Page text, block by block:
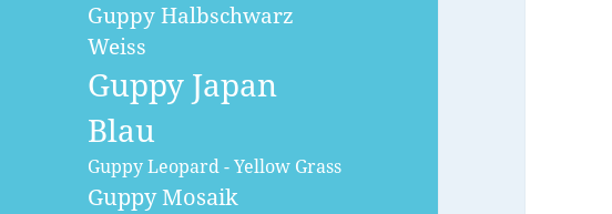
Guppy Halbschwarz
Weiss
Guppy Japan
Blau
Guppy Leopard - Yellow Grass
Guppy Mosaik